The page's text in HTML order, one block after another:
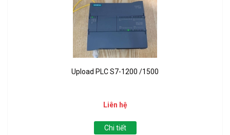
Upload PLC S7-1200 /1500
Liên hệ
Chi tiết